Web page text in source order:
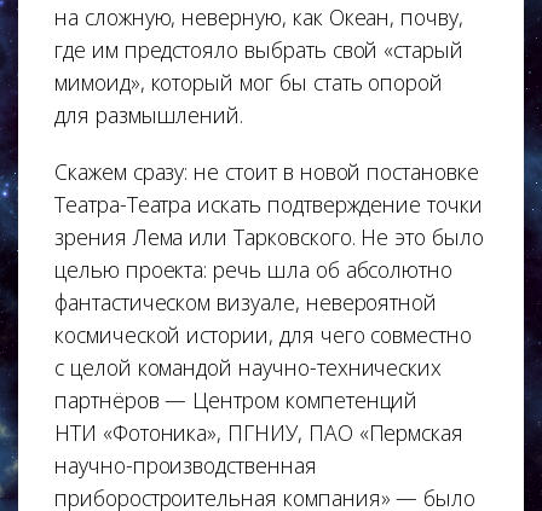
на сложную, неверную, как Океан, почву,
где им предстояло выбрать свой «старый
мимоид», который мог бы стать опорой
для размышлений.
Скажем сразу: не стоит в новой постановке
Театра-Театра искать подтверждение точки
зрения Лема или Тарковского. Не это было
целью проекта: речь шла об абсолютно
фантастическом визуале, невероятной
космической истории, для чего совместно
с целой командой научно-технических
партнёров — Центром компетенций
НТИ «Фотоника», ПГНИУ, ПАО «Пермская
научно-производственная
приборостроительная компания» — было